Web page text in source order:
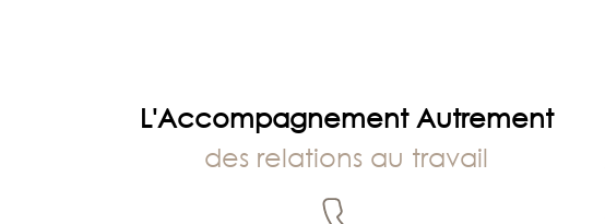
L'Accompagnement Autrement
des relations au travail